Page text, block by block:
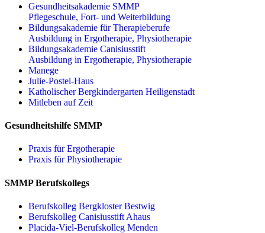
Gesundheitsakademie SMMP
Pflegeschule, Fort- und Weiterbildung
Bildungsakademie für Therapieberufe
Ausbildung in Ergotherapie, Physiotherapie
Bildungsakademie Canisiusstift
Ausbildung in Ergotherapie, Physiotherapie
Manege
Julie-Postel-Haus
Katholischer Bergkindergarten Heiligenstadt
Mitleben auf Zeit
Gesundheitshilfe SMMP
Praxis für Ergo­therapie
Praxis für Physio­therapie
SMMP Berufskollegs
Berufskolleg Bergkloster Bestwig
Berufskolleg Canisiusstift Ahaus
Placida-Viel-Berufskolleg Menden